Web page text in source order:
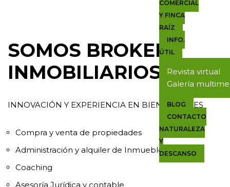
COMERCIAL
Y FINCA
RAÍZ
INFO.
ÚTIL
Revista virtual
Galería
BLOG
CONTACTO
NATURALEZA
Y
DESCANSO
SOMOS BROKERS
INMOBILIARIOS
INNOVACIÓN Y EXPERIENCIA EN BIENES RAÍCES
Compra y venta de propiedades
Administración y alquiler de Inmuebles
Coaching
Asesoría Jurídica y contable